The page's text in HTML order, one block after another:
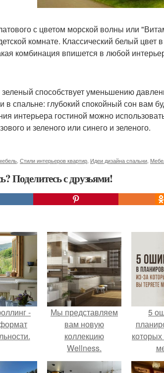
с цветом морской волны или
комнате. Классический белый
комбинация впишется в любой
способствует уменьшению
в спальне: глубокий спокойный сон вам
интерьера гостиной можно
и зеленого или синего и зеленого.
Стили интерьеров квартир Идеи дизайна спальни
Поделитесь с друзьями!
-
Мы представляем
вам новую
коллекцию
Wellness.
5